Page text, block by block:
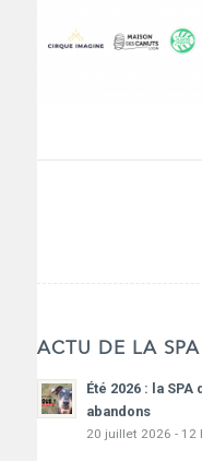
ACTU DE LA
Été 2026 : la
abandons
20 juillet 2026 - 12